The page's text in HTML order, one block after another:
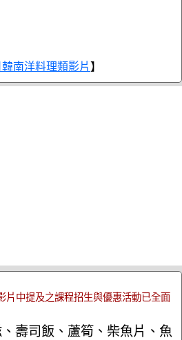
韓南洋料理類影片 】
片中提及之課程招生與優惠活動已全面
壽司飯、蘆筍、柴魚片、魚